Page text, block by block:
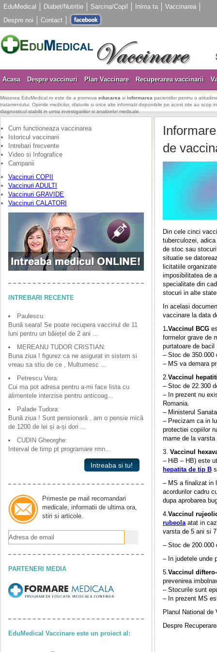
EduMedical Diabet/Nutritie Sarcina/Copil Inima ta
Vaccinarea
Despre noi
Contact
Acasa Despre vaccinuri Plan Vaccinare Recuperarea vaccinarii
Misiunea EduMedical.ro este de a promova educarea si informarea pacientilor pentru o
tratamentului. Opiniile medicilor, sfaturile si orice alte informatii disponibile pe acest site au scop
diagnosticul stabilit in urma investigatiilor si analizelor medicale.
Cum functioneaza vaccinarea
Istoricul vaccinarii
Intrebari frecvente
Video si Infografice
Campanii
Vaccinuri COPII
Vaccinuri ADULTI
Vaccinuri GRAVIDE
Vaccinuri CALATORI
INTREBARI RECENTE
Paulescu:
Bună seara! Se poate recupera vaccinul de 11
luni pentru un băiețel de 2 ani ...
MEREANU TUDOR CRISTIAN:
Buna ziua ! figurez ca ne asigurat in sistem si
vreau sa stiu de ce , Multumesc ...
Petrescu Vera:
Cui ma pot adresa pentru a-mi face lista cu
alimentele interzise pentru anticoag...
Palade Tudora:
Bună ziua ! Sunt pensionară , am o pensie mică
de 1200 de lei și a-și dori ...
CUDIN Gheorghe:
Interval de timp pt programare rmn...
Intreaba si tu!
Primeste pe mail recomandari
medicale, informatii de ultima ora,
stiri si articole.
PARTENERI MEDIA
EduMedical Vaccinare este un proiect al:
de
Din cele cinci
tuberculozei,
de stoc sau
situatie se
licitatiile
imposibilitatea de
specialitate din
stocuri in alte
In acelasi
vaccinare la data
1.Vaccinul BCG
formelor grave de
purtatoare de bacil
– Stoc de
– MS va demara
2. Vaccinul
– Stoc de 22.300
– In prezent nu
Romania.
– Ministerul
– Precizam ca in
protectiei copiilor
mame de la
3. Vaccinul
– HiB – HB) este
hepatita de tip B
– MS a finalizat in
acordurilor cadru
dupa aprobarea
4. Vaccinul
rubeola atat in
varsta de 5 ani si
– Stoc de 200.000
– In judetele unde
5. Vaccinul
prevenirea
– Stocurile sunt
– In prezent MS
Planul National
Despre